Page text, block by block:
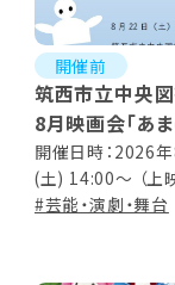
開催前
筑西市立中央
8月映画会「あ
開催日時：2026
(土) 14:00～ （上
103分）
#芸能・演劇・舞台